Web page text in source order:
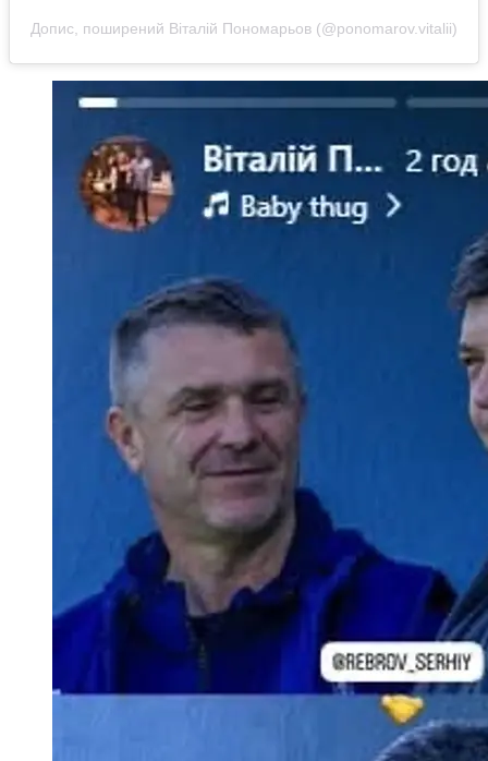
Допис, поширений Віталій Пономарьов (@ponomarov.vitalii)